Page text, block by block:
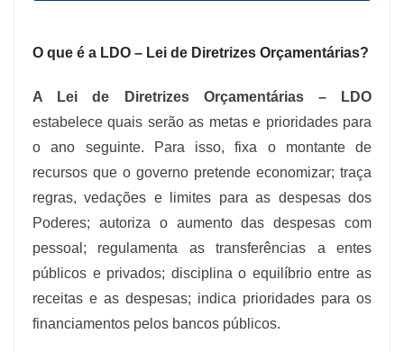
O que é a LDO – Lei de Diretrizes Orçamentárias?
A Lei de Diretrizes Orçamentárias – LDO
estabelece quais serão as metas e prioridades para
o ano seguinte. Para isso, fixa o montante de
recursos que o governo pretende economizar; traça
regras, vedações e limites para as despesas dos
Poderes; autoriza o aumento das despesas com
pessoal; regulamenta as transferências a entes
públicos e privados; disciplina o equilíbrio entre as
receitas e as despesas; indica prioridades para os
financiamentos pelos bancos públicos.